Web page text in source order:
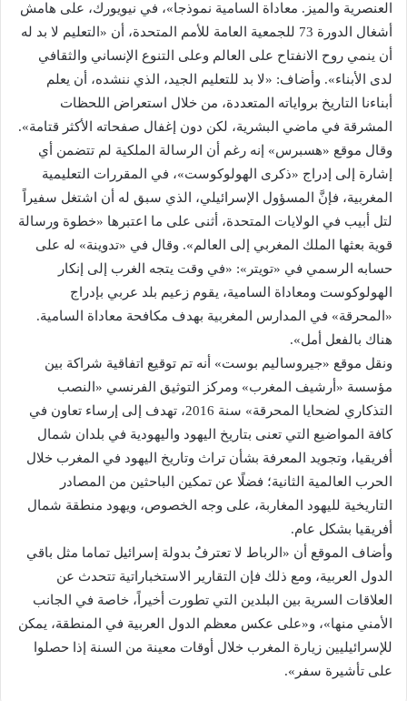
العنصرية والميز. معاداة السامية نموذجا»، في نيويورك، على هامش
أشغال الدورة 73 للجمعية العامة للأمم المتحدة، أن «التعليم لا بد له
أن ينمي روح الانفتاح على العالم وعلى التنوع الإنساني والثقافي
لدى الأبناء». وأضاف: «لا بد للتعليم الجيد، الذي ننشده، أن يعلم
أبناءنا التاريخ برواياته المتعددة، من خلال استعراض اللحظات
المشرقة في ماضي البشرية، لكن دون إغفال صفحاته الأكثر قتامة».
وقال موقع «هسبرس» إنه رغم أن الرسالة الملكية لم تتضمن أي
إشارة إلى إدراج «ذكرى الهولوكوست»، في المقررات التعليمية
المغربية، فإنَّ المسؤول الإسرائيلي، الذي سبق له أن اشتغل سفيراً
لتل أبيب في الولايات المتحدة، أثنى على ما اعتبرها «خطوة ورسالة
قوية بعثها الملك المغربي إلى العالم». وقال في «تدوينة» له على
حسابه الرسمي في «تويتر»: «في وقت يتجه الغرب إلى إنكار
الهولوكوست ومعاداة السامية، يقوم زعيم بلد عربي بإدراج
«المحرقة» في المدارس المغربية بهدف مكافحة معاداة السامية.
هناك بالفعل أمل».
ونقل موقع «جيروساليم بوست» أنه تم توقيع اتفاقية شراكة بين
مؤسسة «أرشيف المغرب» ومركز التوثيق الفرنسي «النصب
التذكاري لضحايا المحرقة» سنة 2016، تهدف إلى إرساء تعاون في
كافة المواضيع التي تعنى بتاريخ اليهود واليهودية في بلدان شمال
أفريقيا، وتجويد المعرفة بشأن تراث وتاريخ اليهود في المغرب خلال
الحرب العالمية الثانية؛ فضلًا عن تمكين الباحثين من المصادر
التاريخية لليهود المغاربة، على وجه الخصوص، ويهود منطقة شمال
أفريقيا بشكل عام.
وأضاف الموقع أن «الرباط لا تعترفُ بدولة إسرائيل تماما مثل باقي
الدول العربية، ومع ذلك فإن التقارير الاستخباراتية تتحدث عن
العلاقات السرية بين البلدين التي تطورت أخيراً، خاصة في الجانب
الأمني منها»، و«على عكس معظم الدول العربية في المنطقة، يمكن
للإسرائيليين زيارة المغرب خلال أوقات معينة من السنة إذا حصلوا
على تأشيرة سفر».